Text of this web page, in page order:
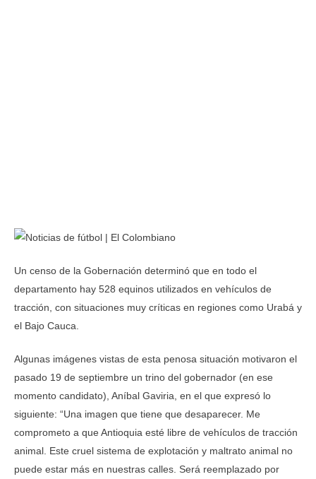
Un censo de la Gobernación determinó que en todo el
departamento hay 528 equinos utilizados en vehículos de
tracción, con situaciones muy críticas en regiones como Urabá y
el Bajo Cauca.
Algunas imágenes vistas de esta penosa situación motivaron el
pasado 19 de septiembre un trino del gobernador (en ese
momento candidato), Aníbal Gaviria, en el que expresó lo
siguiente: “Una imagen que tiene que desaparecer. Me
comprometo a que Antioquia esté libre de vehículos de tracción
animal. Este cruel sistema de explotación y maltrato animal no
puede estar más en nuestras calles. Será reemplazado por